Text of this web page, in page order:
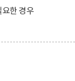
요한 경우